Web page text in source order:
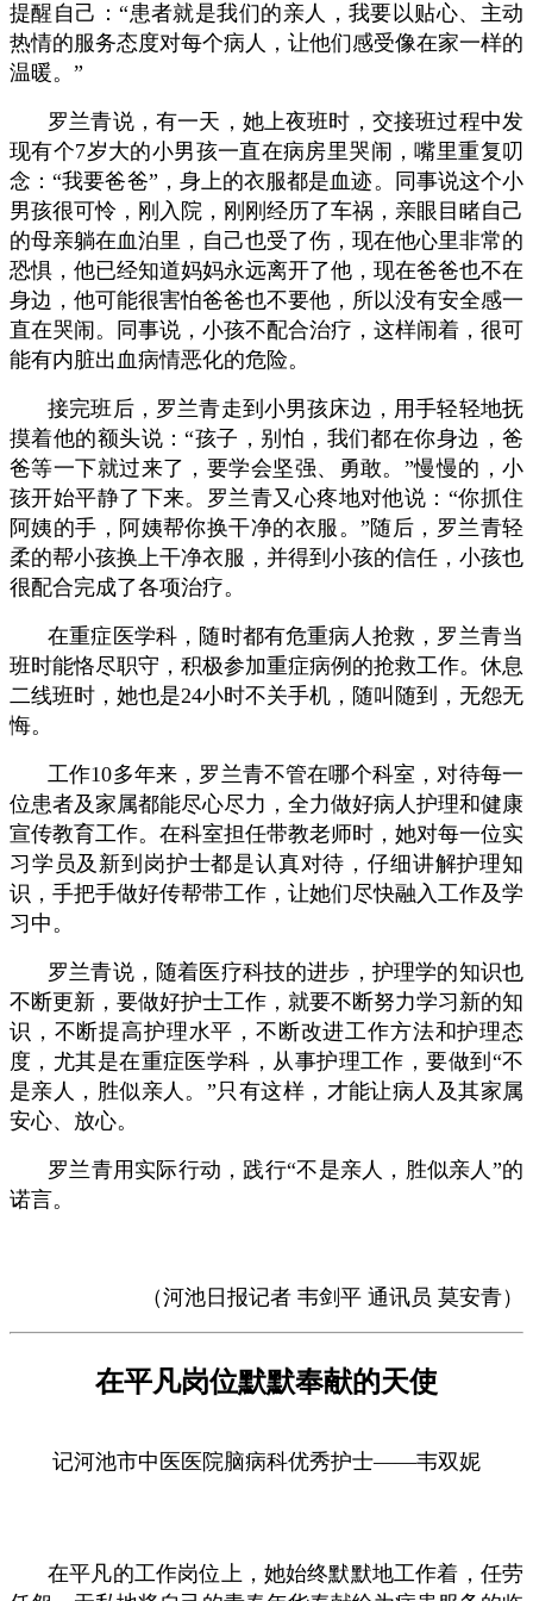
提醒自己：“患者就是我们的亲人，我要以贴心、主动
热情的服务态度对每个病人，让他们感受像在家一样的
温暖。”
罗兰青说，有一天，她上夜班时，交接班过程中发
现有个7岁大的小男孩一直在病房里哭闹，嘴里重复叨
念：“我要爸爸”，身上的衣服都是血迹。同事说这个小
男孩很可怜，刚入院，刚刚经历了车祸，亲眼目睹自己
的母亲躺在血泊里，自己也受了伤，现在他心里非常的
恐惧，他已经知道妈妈永远离开了他，现在爸爸也不在
身边，他可能很害怕爸爸也不要他，所以没有安全感一
直在哭闹。同事说，小孩不配合治疗，这样闹着，很可
能有内脏出血病情恶化的危险。
接完班后，罗兰青走到小男孩床边，用手轻轻地抚
摸着他的额头说：“孩子，别怕，我们都在你身边，爸
爸等一下就过来了，要学会坚强、勇敢。”慢慢的，小
孩开始平静了下来。罗兰青又心疼地对他说：“你抓住
阿姨的手，阿姨帮你换干净的衣服。”随后，罗兰青轻
柔的帮小孩换上干净衣服，并得到小孩的信任，小孩也
很配合完成了各项治疗。
在重症医学科，随时都有危重病人抢救，罗兰青当
班时能恪尽职守，积极参加重症病例的抢救工作。休息
二线班时，她也是24小时不关手机，随叫随到，无怨无
悔。
工作10多年来，罗兰青不管在哪个科室，对待每一
位患者及家属都能尽心尽力，全力做好病人护理和健康
宣传教育工作。在科室担任带教老师时，她对每一位实
习学员及新到岗护士都是认真对待，仔细讲解护理知
识，手把手做好传帮带工作，让她们尽快融入工作及学
习中。
罗兰青说，随着医疗科技的进步，护理学的知识也
不断更新，要做好护士工作，就要不断努力学习新的知
识，不断提高护理水平，不断改进工作方法和护理态
度，尤其是在重症医学科，从事护理工作，要做到“不
是亲人，胜似亲人。”只有这样，才能让病人及其家属
安心、放心。
罗兰青用实际行动，践行“不是亲人，胜似亲人”的
诺言。
（河池日报记者 韦剑平 通讯员 莫安青）
在平凡岗位默默奉献的天使
记河池市中医医院脑病科优秀护士——韦双妮
在平凡的工作岗位上，她始终默默地工作着，任劳